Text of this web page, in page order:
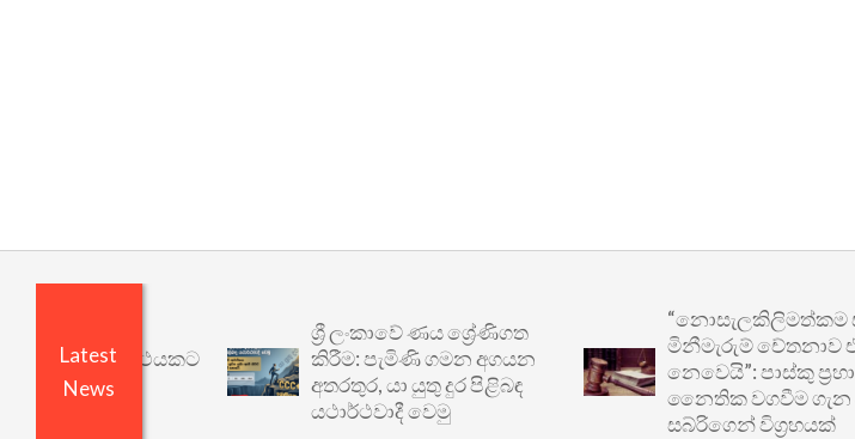
Latest
News
යථාර්ථයකට
ශ්‍රී ලංකාවේ ණය ශ්‍රේණිගත
කිරීම: පැමිණි ගමන අගයන
අතරතුර, යා යුතු දුර පිළිබඳ
යථාර්ථවාදී වෙමු
“නොසැලකිලිමත්කම සහ
මිනීමැරුම් චේතනාව එකක්
නෙවෙයි”: පාස්කු ප්‍රහාරයේ
නෛතික වගවීම ගැන අලි
සබ්රිගෙන් විග්‍රහයක්